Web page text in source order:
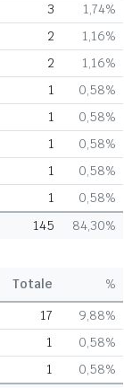
3
1,74%
2
1,16%
2
1,16%
1
0,58%
1
0,58%
1
0,58%
1
0,58%
1
0,58%
145 84,30%
Totale
%
17
9,88%
1
0,58%
1
0,58%